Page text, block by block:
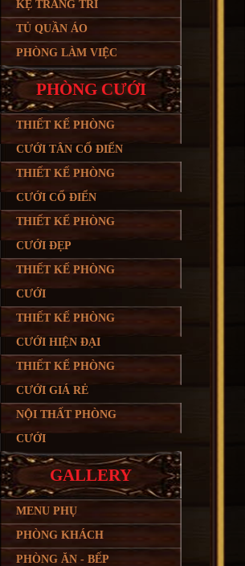
KỆ TRANG TRÍ
TỦ QUẦN ÁO
PHÒNG LÀM VIỆC
PHÒNG CƯỚI
THIẾT KẾ PHÒNG
CƯỚI TÂN CỔ ĐIỂN
THIẾT KẾ PHÒNG
CƯỚI CỔ ĐIỂN
THIẾT KẾ PHÒNG
CƯỚI ĐẸP
THIẾT KẾ PHÒNG
CƯỚI
THIẾT KẾ PHÒNG
CƯỚI HIỆN ĐẠI
THIẾT KẾ PHÒNG
CƯỚI GIÁ RẺ
NỘI THẤT PHÒNG
CƯỚI
GALLERY
MENU PHỤ
PHÒNG KHÁCH
PHÒNG ĂN - BẾP